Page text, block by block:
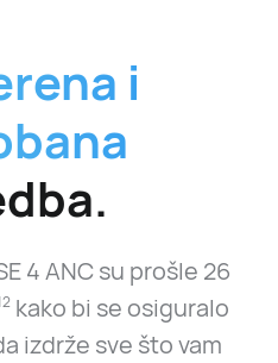
i
4 ANC su prošle 26
kako bi se osiguralo
izdrže sve što vam